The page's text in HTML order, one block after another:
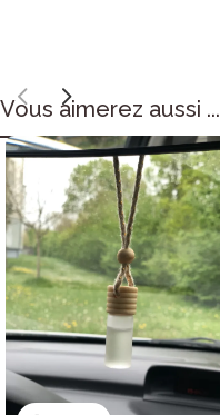
Vous aimerez aussi ...